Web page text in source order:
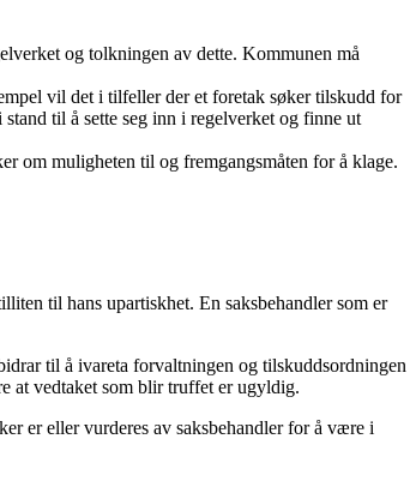
og tolkningen av dette. Kommunen må
vil det i tilfeller der et foretak søker tilskudd for
til å sette seg inn i regelverket og finne ut
om muligheten til og fremgangsmåten for å klage.
til hans upartiskhet. En saksbehandler som er
til å ivareta forvaltningen og tilskuddsordningen
at vedtaket som blir truffet er ugyldig.
er eller vurderes av saksbehandler for å være i